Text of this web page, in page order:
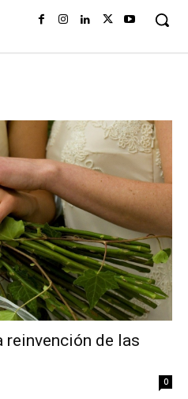
reinvención de las
0